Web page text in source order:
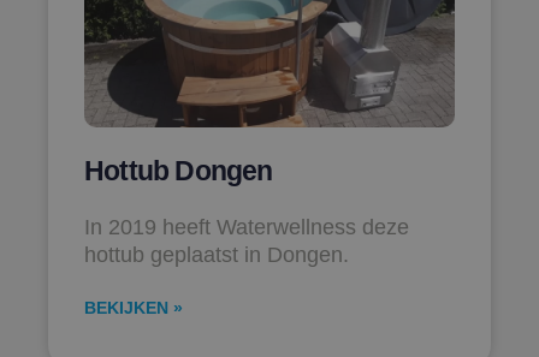
Hottub Dongen
In 2019 heeft Waterwellness deze
hottub geplaatst in Dongen.
BEKIJKEN »